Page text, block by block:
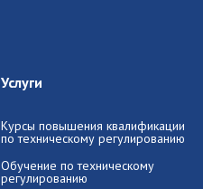
Услуги
Курсы повышения квалификации
по техническому регулированию
Обучение по техническому
регулированию